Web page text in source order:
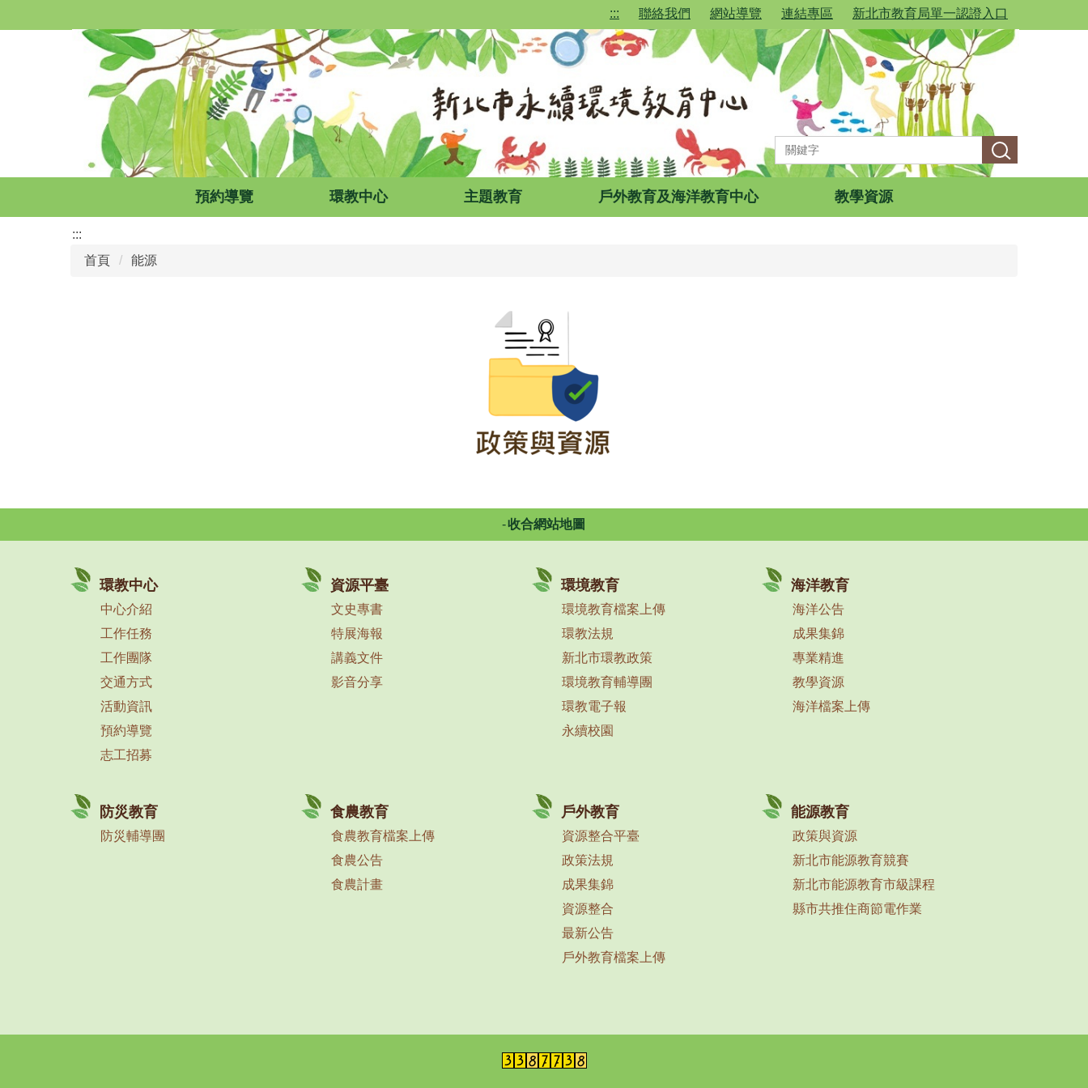
到
::: 聯絡我們 網站導覽 連結專區 新北市教育局單一認證入口
預約導覽 環教中心 主題教育 戶外教育及海洋教育中心 教學資源
:::
首頁
能源
收合網站地圖
環教中心
中心介紹
工作任務
工作團隊
交通方式
活動資訊
預約導覽
志工招募
資源平臺
文史專書
特展海報
講義文件
影音分享
環境教育
環境教育檔案上傳
環教法規
新北市環教政策
環境教育輔導團
環教電子報
永續校園
海洋教育
海洋公告
成果集錦
專業精進
教學資源
海洋檔案上傳
防災教育
防災輔導團
食農教育
食農教育檔案上傳
食農公告
食農計畫
戶外教育
資源整合平臺
政策法規
成果集錦
資源整合
最新公告
戶外教育檔案上傳
能源教育
政策與資源
新北市能源教育競賽
新北市能源教育市級課程
縣市共推住商節電作業